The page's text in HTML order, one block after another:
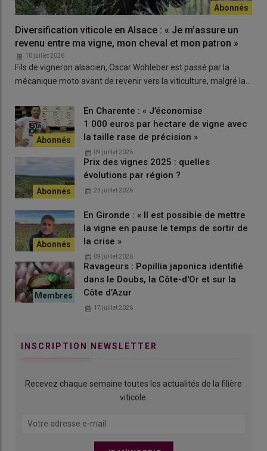
d’effacement hydraulique, soit 70 l/min minimum au total»,
Diversification viticole en Alsace : « Je m’assure un
revenu entre ma vigne, mon cheval et mon patron »
10 juillet 2026
Fils de vigneron alsacien, Oscar Wohleber est passé par la
mécanique moto avant de revenir vers la viticulture, malgré la…
En Charente : « J’économise
1 000 euros par hectare de vigne avec
la taille rase de précision »
09 juillet 2026
Prix des vignes 2025 : quelles
évolutions par région ?
24 juillet 2026
En Gironde : « Il est possible de mettre
la vigne en pause le temps de sortir de
la crise »
09 juillet 2026
Ravageurs : Popillia japonica identifié
dans le Doubs, la Côte-d'Or et sur la
Côte d’Azur
17 juillet 2026
INSCRIPTION NEWSLETTER
Recevez chaque semaine toutes les actualités de la filière
viticole.